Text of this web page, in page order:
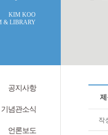
KIM KOO
& LIBRARY
공지사항
기념관소식
언론보도
작